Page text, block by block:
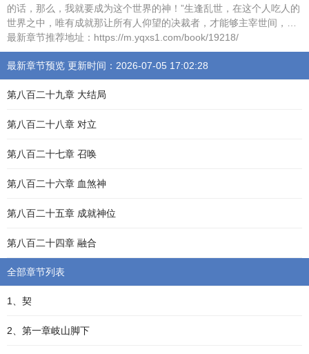
的话，那么，我就要成为这个世界的神！”生逢乱世，在这个人吃人的
世界之中，唯有成就那让所有人仰望的决裁者，才能够主宰世间，…
最新章节推荐地址：https://m.yqxs1.com/book/19218/
最新章节预览 更新时间：2026-07-05 17:02:28
第八百二十九章 大结局
第八百二十八章 对立
第八百二十七章 召唤
第八百二十六章 血煞神
第八百二十五章 成就神位
第八百二十四章 融合
全部章节列表
1、契
2、第一章岐山脚下